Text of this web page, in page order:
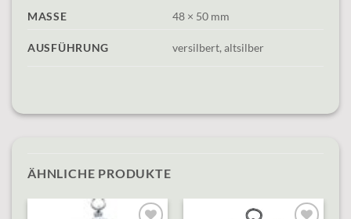
MASSE 48 × 50 mm
AUSFÜHRUNG versilbert, altsilber
ÄHNLICHE PRODUKTE